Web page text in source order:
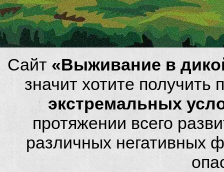
Сайт «Выживание в
значит хотите
экстремальных
протяжении всего
различных негативных